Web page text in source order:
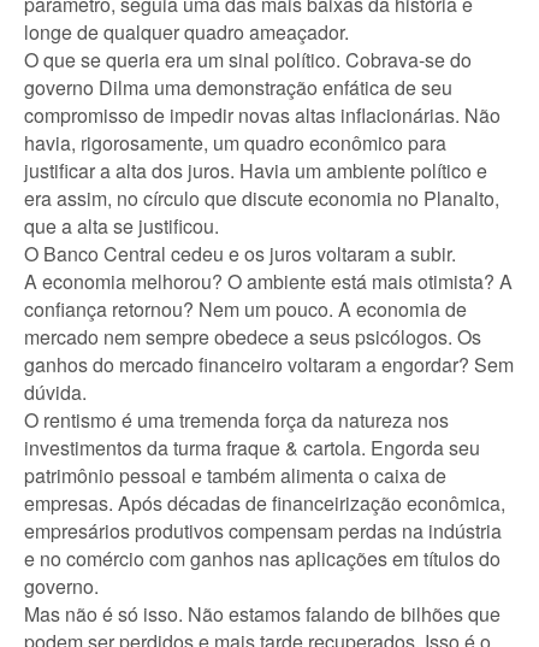
longe de qualquer quadro ameaçador.
O que se queria era um sinal político. Cobrava-se do
governo Dilma uma demonstração enfática de seu
compromisso de impedir novas altas inflacionárias. Não
havia, rigorosamente, um quadro econômico para
justificar a alta dos juros. Havia um ambiente político e
era assim, no círculo que discute economia no Planalto,
que a alta se justificou.
O Banco Central cedeu e os juros voltaram a subir.
A economia melhorou? O ambiente está mais otimista? A
confiança retornou? Nem um pouco. A economia de
mercado nem sempre obedece a seus psicólogos. Os
ganhos do mercado financeiro voltaram a engordar? Sem
dúvida.
O rentismo é uma tremenda força da natureza nos
investimentos da turma fraque & cartola. Engorda seu
patrimônio pessoal e também alimenta o caixa de
empresas. Após décadas de financeirização econômica,
empresários produtivos compensam perdas na indústria
e no comércio com ganhos nas aplicações em títulos do
governo.
Mas não é só isso. Não estamos falando de bilhões que